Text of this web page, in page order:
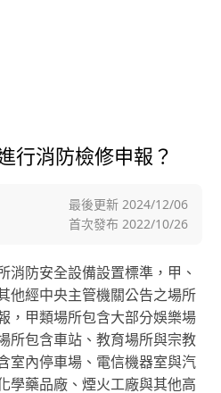
行消防檢修申報？
最後更新 2024/12/06
首次發布 2022/10/26
消防安全設備設置標準，甲、
他經中央主管機關公告之場所
，甲類場所包含大部分娛樂場
所包含車站、教育場所與宗教
室內停車場、電信機器室與汽
學藥品廠、煙火工廠與其他高